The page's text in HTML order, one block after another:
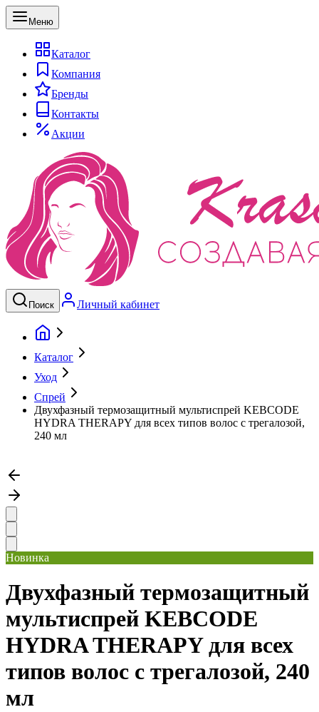
Меню
Каталог
Компания
Бренды
Контакты
Акции
Поиск Личный кабинет
Каталог
Уход
Спрей
Двухфазный термозащитный мультиспрей KEBCODE
HYDRA THERAPY для всех типов волос с трегалозой,
240 мл
Новинка
Двухфазный термозащитный
мультиспрей KEBCODE
HYDRA THERAPY для всех
типов волос с трегалозой, 240
мл